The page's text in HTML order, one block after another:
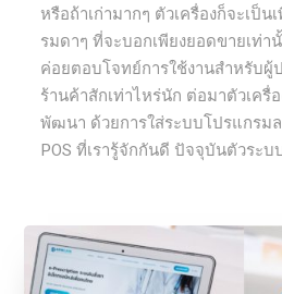
หรือถ้าเก่ามากๆ ตัวเครื่องก็จะเป็น
รมดาๆ ที่จะบอกเพียงยอดขายเท่า
ค่อยตอบโจทย์การใช้งานสำหรับผู้
ร้านค้าสักเท่าไหร่นัก ต่อมาตัวเครื่
พัฒนา ด้วยการใส่ระบบโปรแกรม
POS ที่เรารู้จักกันดี ปัจจุบันตัวระ